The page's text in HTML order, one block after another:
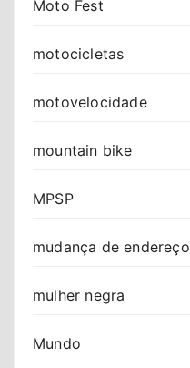
Moto Fest
motocicletas
motovelocidade
mountain bike
MPSP
mudança de endereço
mulher negra
Mundo